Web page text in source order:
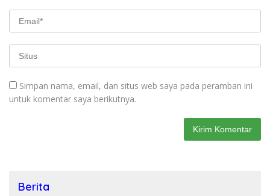
Simpan nama, email, dan situs web saya pada peramban ini
untuk komentar saya berikutnya.
Berita